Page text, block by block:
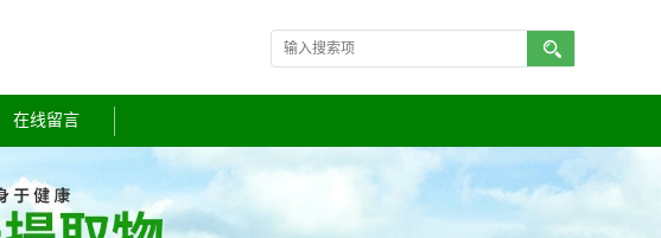
在线留言